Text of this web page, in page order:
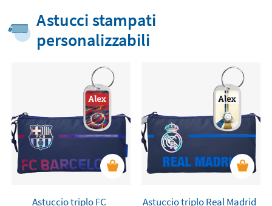
Astucci stampati
personalizzabili
Astuccio triplo FC Astuccio triplo Real Madrid